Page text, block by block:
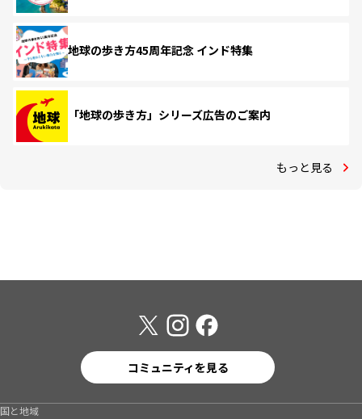
地球の歩き方45周年記念 インド特集
「地球の歩き方」シリーズ広告のご案内
もっと見る
コミュニティを見る
国と地域